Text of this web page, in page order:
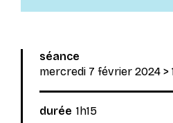
séance
mercredi 7 février 2024 >
durée 1h15